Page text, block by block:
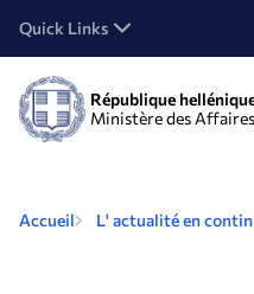
Quick Links
République
Ministère des
Accueil L' actualité en